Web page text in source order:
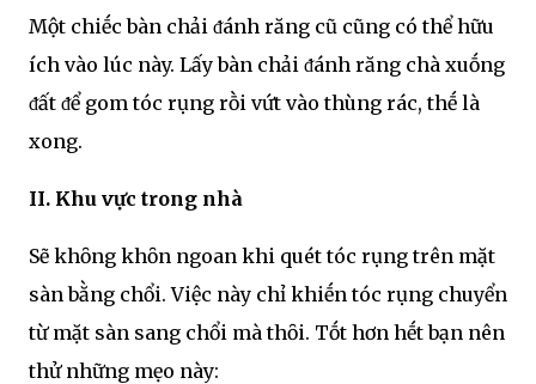
Một chiḗc bàn chải ᵭánh răng cũ cũng có thể hữu
ích vào lúc này. Lấy bàn chải ᵭánh răng chà xuṓng
ᵭất ᵭể gom tóc rụng rṑi vứt vào thùng rác, thḗ là
xong.
II. Khu vực trong nhà
Sẽ khȏng khȏn ngoan khi quét tóc rụng trên mặt
sàn bằng chổi. Việc này chỉ khiḗn tóc rụng chuyển
từ mặt sàn sang chổi mà thȏi. Tṓt hơn hḗt bạn nên
thử những mẹo này: